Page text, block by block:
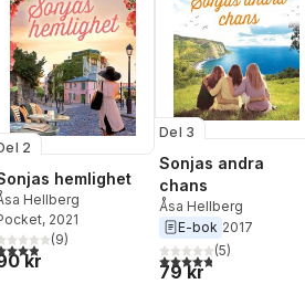
röster:
2
hemlighet
Hellberg
, 2021
utav 5 stjärnor. Totalt antal röster:
(9)
kr
Del 3
Sonjas andra
chans
Åsa Hellberg
E-bok 2017
4,8utav 5 stjärnor.
(5)
79 kr